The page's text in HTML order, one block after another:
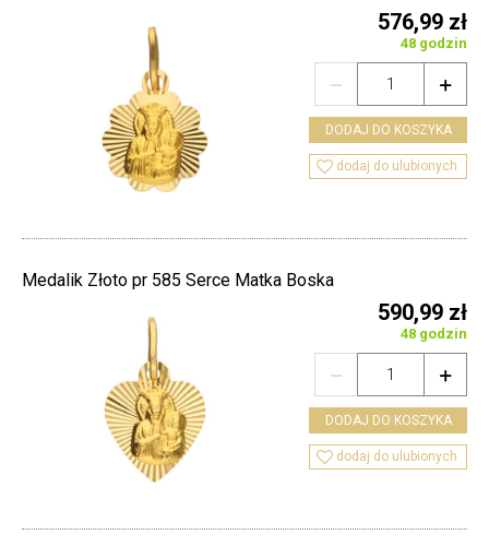
576,99 zł
48 godzin


DODAJ DO KOSZYKA
 dodaj do ulubionych
Medalik Złoto pr 585 Serce Matka Boska
590,99 zł
48 godzin


DODAJ DO KOSZYKA
 dodaj do ulubionych